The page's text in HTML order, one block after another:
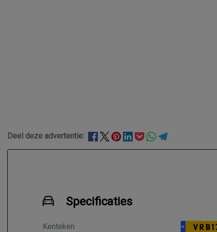
Deel deze advertentie:
Specificaties
Kenteken NL